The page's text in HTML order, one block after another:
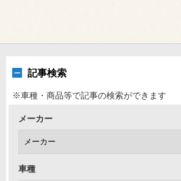
記事検索
※車種・商品等で記事の検索ができます
メーカー
車種